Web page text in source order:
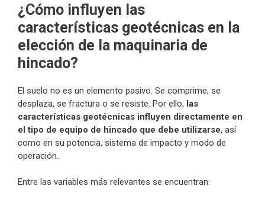
¿Cómo influyen las
características geotécnicas en la
elección de la maquinaria de
hincado?
El suelo no es un elemento pasivo. Se comprime, se
desplaza, se fractura o se resiste. Por ello, las
características geotécnicas influyen directamente en
el tipo de equipo de hincado que debe utilizarse, así
como en su potencia, sistema de impacto y modo de
operación.
Entre las variables más relevantes se encuentran: